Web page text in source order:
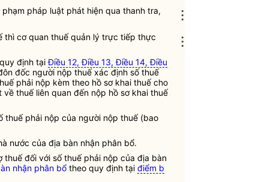
pháp luật phát hiện qua thanh tra,
thì cơ quan thuế quản lý trực tiếp thực
định tạiĐiều 12, Điều 13, Điều 14, Điều
đốc người nộp thuế xác định số thuế
phải nộp kèm theo hồ sơ khai thuế cho
về thuế liên quan đến nộp hồ sơ khai thuế
thuếphải nộp của người nộp thuế(bao
nước của địa bàn nhận phân bổ.
thuế đối với số thuế phải nộp của địa bàn
nhận phân bổ theo quy định tại điểm b
⋮
⋮